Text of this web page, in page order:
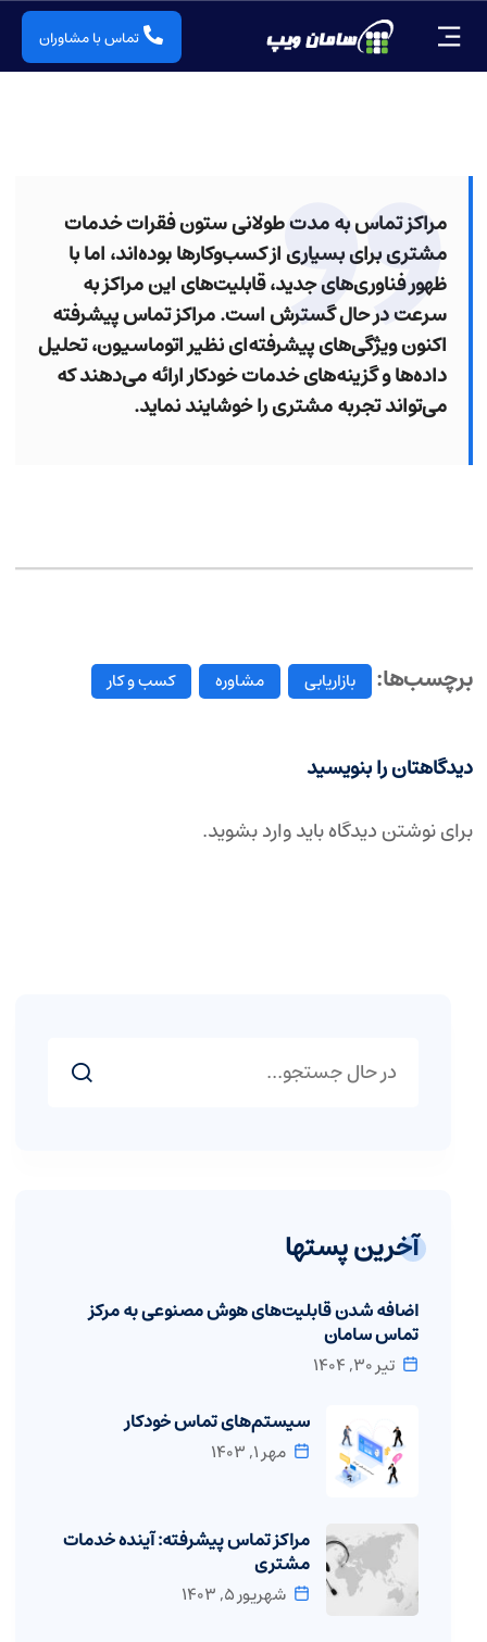
تماس با مشاوران
مراکز تماس به مدت طولانی ستون فقرات خدمات
مشتری برای بسیاری از کسب‌وکارها بوده‌اند، اما با
ظهور فناوری‌های جدید، قابلیت‌های این مراکز به
سرعت در حال گسترش است. مراکز تماس پیشرفته
اکنون ویژگی‌های پیشرفته‌ای نظیر اتوماسیون، تحلیل
داده‌ها و گزینه‌های خدمات خودکار ارائه می‌دهند که
می‌تواند تجربه مشتری را خوشایند نماید.
برچسب‌ها: بازاریابی مشاوره کسب و کار
دیدگاهتان را بنویسید
برای نوشتن دیدگاه بایدوارد بشوید.
آخرین پستها
اضافه شدن قابلیت‌های هوش مصنوعی به مرکز
تماس سامان
تیر ۳۰, ۱۴۰۴
سیستم‌های تماس خودکار
مهر ۱, ۱۴۰۳
مراکز تماس پیشرفته: آینده خدمات
مشتری
شهریور ۵, ۱۴۰۳